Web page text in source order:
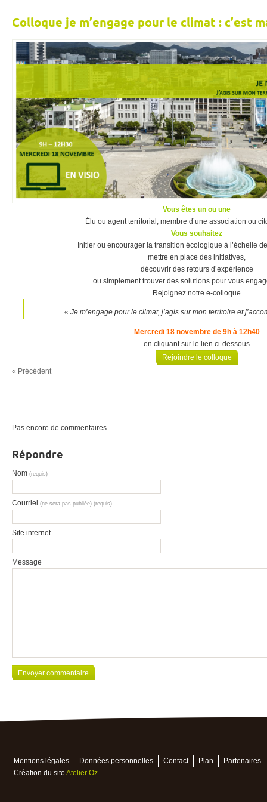
Colloque je m’engage pour le climat : c’est
Vous êtes un ou une
Élu ou agent territorial, membre d’une association ou
Vous souhaitez
Initier ou encourager la transition écologique à l’échelle
mettre en place des initiatives,
découvrir des retours d’expérience
ou simplement trouver des solutions pour vous
Rejoignez notre e-colloque
« Je m’engage pour le climat, j’agis sur mon territoire et
Mercredi 18 novembre de 9h à 12h40
en cliquant sur le lien ci-dessous
Rejoindre le colloque
« Précédent
Pas encore de commentaires
Répondre
Nom (requis)
Courriel (ne sera pas publiée) (requis)
Site internet
Message
Mentions légales Données personnelles Contact Plan
Partenaires
Création du site Atelier Oz